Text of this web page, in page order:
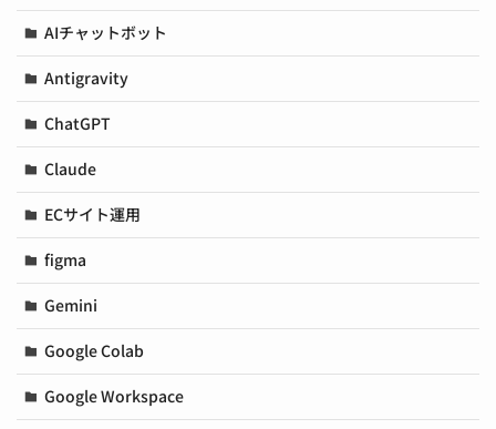
AIチャットボット
Antigravity
ChatGPT
Claude
ECサイト運用
figma
Gemini
Google Colab
Google Workspace